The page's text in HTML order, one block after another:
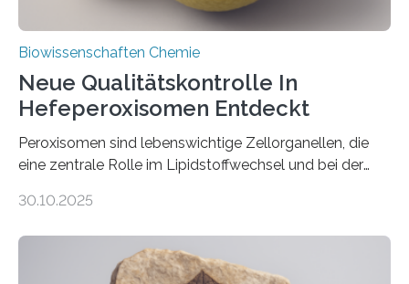
Biowissenschaften Chemie
Neue Qualitätskontrolle In
Hefeperoxisomen Entdeckt
Peroxisomen sind lebenswichtige Zellorganellen, die
eine zentrale Rolle im Lipidstoffwechsel und bei der
erfüllen können, müssen zahlreiche Enzyme präzise in
der Ruhr-Universität Bochum um Prof. Dr. Ralf Erdmann
und Dr. Ismaila Francis Yusuf hat nun einen bislang
30.10.2025